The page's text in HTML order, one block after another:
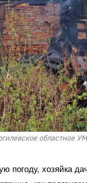
областное
погоду, хозяйка